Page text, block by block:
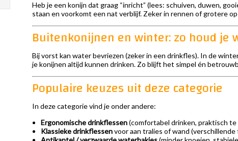
Heb je een konijn dat graag “inricht” (lees: schuiven, duwen,
staan en voorkomt een nat verblijf. Zeker in rennen of grotere
Buitenkonijnen en winter: zo houd je
Bij vorst kan water bevriezen (zeker in een drinkfles). In de
je konijnen altijd kunnen drinken. Zo blijft het simpel én
Populaire keuzes uit deze categorie
In deze categorie vind je onder andere:
Ergonomische drinkflessen(comfortabel drinken, praktisch
Klassieke drinkflessenvoor aan tralies of wand (verschillende